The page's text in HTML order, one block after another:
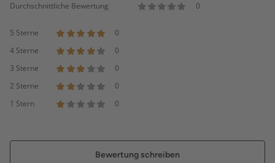
Durchschnittliche Bewertung 0
5 Sterne
0
4 Sterne
0
3 Sterne
0
2 Sterne
0
1 Stern
0
Bewertung schreiben